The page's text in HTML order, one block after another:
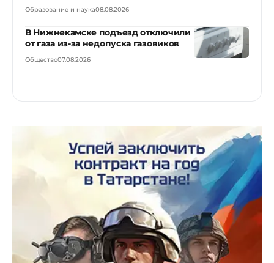
Образование и наука08.08.2026
В Нижнекамске подъезд отключили
от газа из-за недопуска газовиков
Общество07.08.2026